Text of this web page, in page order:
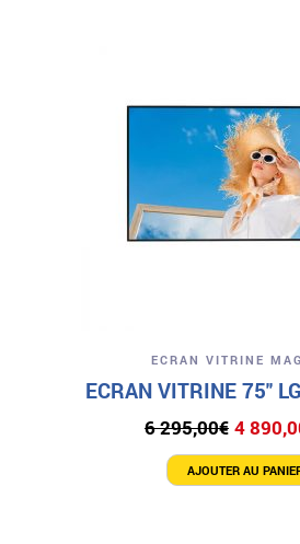
ECRAN VITRINE
ECRAN VITRINE 75″
6 295,00€ Le
prix
initial
4
AJOUTER AU